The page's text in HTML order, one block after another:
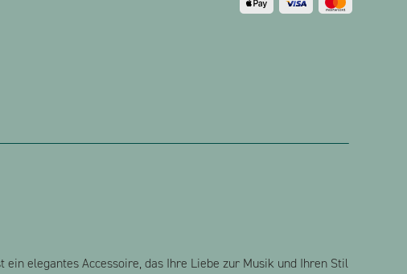
elegantes Accessoire, das Ihre Liebe zur Musik und Ihren Stil